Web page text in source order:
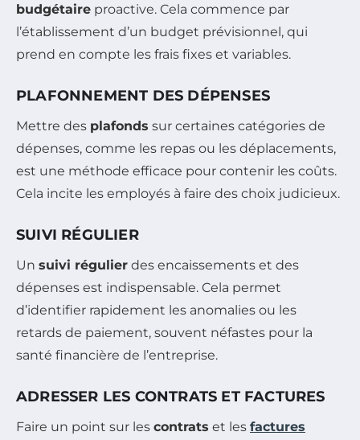
budgétaire proactive. Cela commence par
l’établissement d’un budget prévisionnel, qui
prend en compte les frais fixes et variables.
PLAFONNEMENT DES DÉPENSES
Mettre des plafonds sur certaines catégories de
dépenses, comme les repas ou les déplacements,
est une méthode efficace pour contenir les coûts.
Cela incite les employés à faire des choix judicieux.
SUIVI RÉGULIER
Un suivi régulier des encaissements et des
dépenses est indispensable. Cela permet
d’identifier rapidement les anomalies ou les
retards de paiement, souvent néfastes pour la
santé financière de l’entreprise.
ADRESSER LES CONTRATS ET FACTURES
Faire un point sur les contrats et les factures